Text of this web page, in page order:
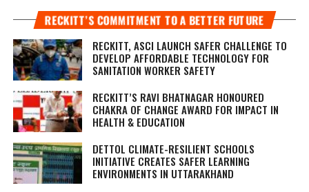
RECKITT’S COMMITMENT TO A BETTER FUTURE
RECKITT, ASCI LAUNCH SAFER CHALLENGE TO
DEVELOP AFFORDABLE TECHNOLOGY FOR
SANITATION WORKER SAFETY
RECKITT’S RAVI BHATNAGAR HONOURED
CHAKRA OF CHANGE AWARD FOR IMPACT IN
HEALTH & EDUCATION
DETTOL CLIMATE-RESILIENT SCHOOLS
INITIATIVE CREATES SAFER LEARNING
ENVIRONMENTS IN UTTARAKHAND